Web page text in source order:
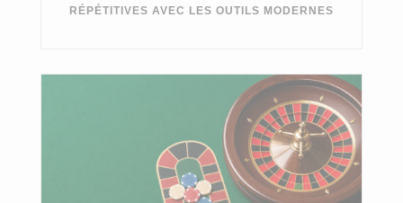
RÉPÉTITIVES AVEC LES OUTILS MODERNES